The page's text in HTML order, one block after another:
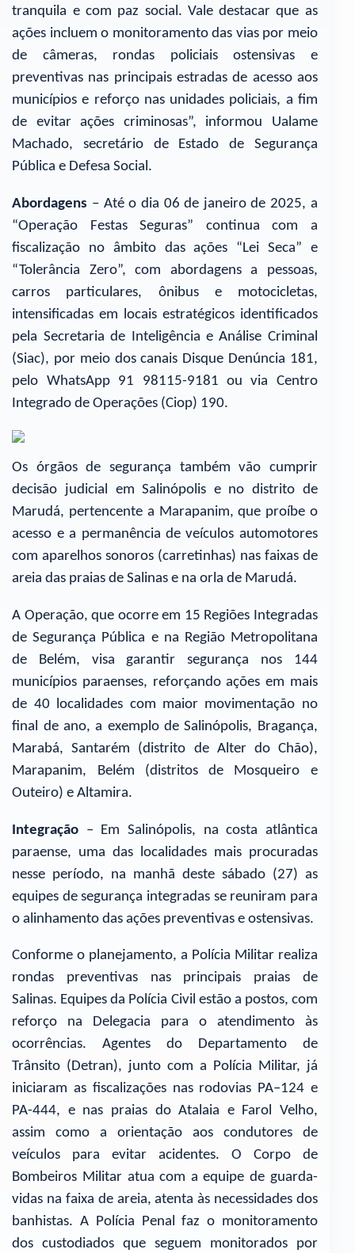
tranquila e com paz social. Vale destacar que as
ações incluem o monitoramento das vias por meio
de câmeras, rondas policiais ostensivas e
preventivas nas principais estradas de acesso aos
municípios e reforço nas unidades policiais, a fim
de evitar ações criminosas”, informou Ualame
Machado, secretário de Estado de Segurança
Pública e Defesa Social.
Abordagens – Até o dia 06 de janeiro de 2025, a
“Operação Festas Seguras” continua com a
fiscalização no âmbito das ações “Lei Seca” e
“Tolerância Zero”, com abordagens a pessoas,
carros particulares, ônibus e motocicletas,
intensificadas em locais estratégicos identificados
pela Secretaria de Inteligência e Análise Criminal
(Siac), por meio dos canais Disque Denúncia 181,
pelo WhatsApp 91 98115-9181 ou via Centro
Integrado de Operações (Ciop) 190.
Os órgãos de segurança também vão cumprir
decisão judicial em Salinópolis e no distrito de
Marudá, pertencente a Marapanim, que proíbe o
acesso e a permanência de veículos automotores
com aparelhos sonoros (carretinhas) nas faixas de
areia das praias de Salinas e na orla de Marudá.
A Operação, que ocorre em 15 Regiões Integradas
de Segurança Pública e na Região Metropolitana
de Belém, visa garantir segurança nos 144
municípios paraenses, reforçando ações em mais
de 40 localidades com maior movimentação no
final de ano, a exemplo de Salinópolis, Bragança,
Marabá, Santarém (distrito de Alter do Chão),
Marapanim, Belém (distritos de Mosqueiro e
Outeiro) e Altamira.
Integração – Em Salinópolis, na costa atlântica
paraense, uma das localidades mais procuradas
nesse período, na manhã deste sábado (27) as
equipes de segurança integradas se reuniram para
o alinhamento das ações preventivas e ostensivas.
Conforme o planejamento, a Polícia Militar realiza
rondas preventivas nas principais praias de
Salinas. Equipes da Polícia Civil estão a postos, com
reforço na Delegacia para o atendimento às
ocorrências. Agentes do Departamento de
Trânsito (Detran), junto com a Polícia Militar, já
iniciaram as fiscalizações nas rodovias PA–124 e
PA-444, e nas praias do Atalaia e Farol Velho,
assim como a orientação aos condutores de
veículos para evitar acidentes. O Corpo de
Bombeiros Militar atua com a equipe de guarda-
vidas na faixa de areia, atenta às necessidades dos
banhistas. A Polícia Penal faz o monitoramento
dos custodiados que seguem monitorados por